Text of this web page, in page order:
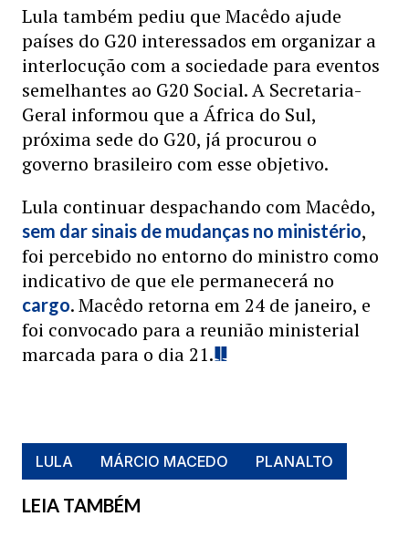
Lula também pediu que Macêdo ajude
países do G20 interessados em organizar a
interlocução com a sociedade para eventos
semelhantes ao G20 Social. A Secretaria-
Geral informou que a África do Sul,
próxima sede do G20, já procurou o
governo brasileiro com esse objetivo.
Lula continuar despachando com Macêdo,
sem dar sinais de mudanças no ministério,
foi percebido no entorno do ministro como
indicativo de que ele permanecerá no
cargo. Macêdo retorna em 24 de janeiro, e
foi convocado para a reunião ministerial
marcada para o dia 21.
LULA MÁRCIO MACEDO PLANALTO
LEIA TAMBÉM